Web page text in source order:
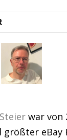
war von
größter eBay